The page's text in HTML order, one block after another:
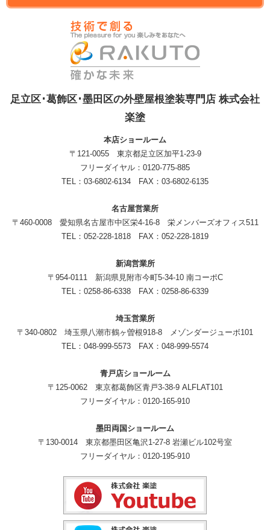
足立区･葛飾区･墨田区の外壁屋根塗装専門店 株式会社
楽塗
本店ショールーム
〒121-0055 東京都足立区加平1-23-9
フリーダイヤル：0120-775-885
TEL：03-6802-6134 FAX：03-6802-6135
名古屋営業所
〒460-0008 愛知県名古屋市中区栄4-16-8 栄メンバーズオフィス511
TEL：052-228-1818 FAX：052-228-1819
新潟営業所
〒954-0111 新潟県見附市今町5-34-10 南コーポC
TEL：0258-86-6338 FAX：0258-86-6339
埼玉営業所
〒340-0802 埼玉県八潮市鶴ヶ曽根918-8 メゾンダージューボ101
TEL：048-999-5573 FAX：048-999-5574
青戸店ショールーム
〒125-0062 東京都葛飾区青戸3-38-9 ALFLAT101
フリーダイヤル：0120-165-910
墨田両国ショールーム
〒130-0014 東京都墨田区亀沢1-27-8 岩瀬ビル102号室
フリーダイヤル：0120-195-910